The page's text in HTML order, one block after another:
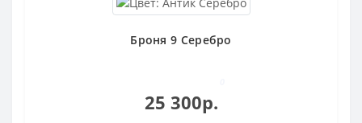
Броня 9 Серебро
25 300р.